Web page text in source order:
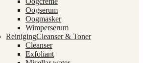
Oogserum
Oogmasker
Wimperserum
ReinigingCleanser & Toner
Cleanser
Exfoliant